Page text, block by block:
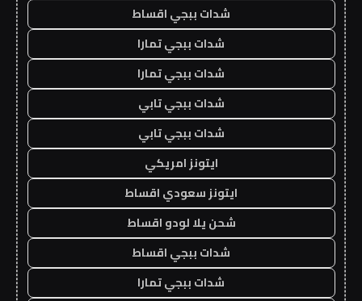
شدات ببجي اقساط
شدات ببجي تمارا
شدات ببجي تمارا
شدات ببجي تابي
شدات ببجي تابي
ايتونز امريكي
ايتونز سعودي اقساط
شحن يلا لودو اقساط
شدات ببجي اقساط
شدات ببجي تمارا